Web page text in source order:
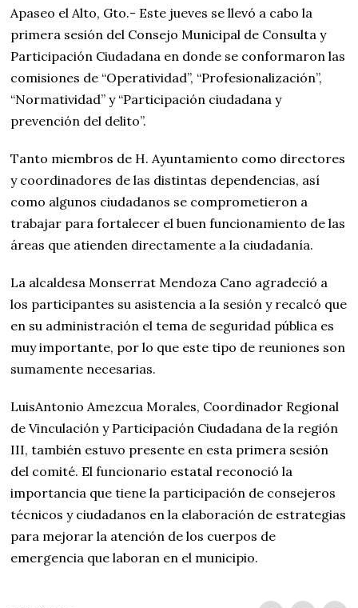
Apaseo el Alto, Gto.- Este jueves se llevó a cabo la
primera sesión del Consejo Municipal de Consulta y
Participación Ciudadana en donde se conformaron las
comisiones de “Operatividad”, “Profesionalización”,
“Normatividad” y “Participación ciudadana y
prevención del delito”.
Tanto miembros de H. Ayuntamiento como directores
y coordinadores de las distintas dependencias, así
como algunos ciudadanos se comprometieron a
trabajar para fortalecer el buen funcionamiento de las
áreas que atienden directamente a la ciudadanía.
La alcaldesa Monserrat Mendoza Cano agradeció a
los participantes su asistencia a la sesión y recalcó que
en su administración el tema de seguridad pública es
muy importante, por lo que este tipo de reuniones son
sumamente necesarias.
LuisAntonio Amezcua Morales, Coordinador Regional
de Vinculación y Participación Ciudadana de la región
III, también estuvo presente en esta primera sesión
del comité. El funcionario estatal reconoció la
importancia que tiene la participación de consejeros
técnicos y ciudadanos en la elaboración de estrategias
para mejorar la atención de los cuerpos de
emergencia que laboran en el municipio.